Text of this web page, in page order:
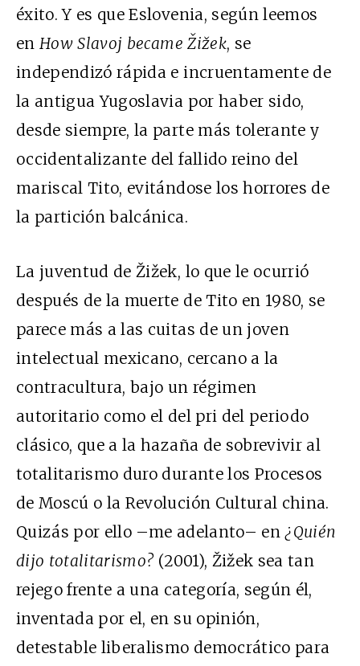
éxito. Y es que Eslovenia, según leemos
enHow Slavoj became Žižek, se
independizó rápida e incruentamente de
la antigua Yugoslavia por haber sido,
desde siempre, la parte más tolerante y
occidentalizante del fallido reino del
mariscal Tito, evitándose los horrores de
la partición balcánica.
La juventud de Žižek, lo que le ocurrió
después de la muerte de Tito en 1980, se
parece más a las cuitas de un joven
intelectual mexicano, cercano a la
contracultura, bajo un régimen
autoritario como el del pri del periodo
clásico, que a la hazaña de sobrevivir al
totalitarismo duro durante los Procesos
de Moscú o la Revolución Cultural china.
Quizás por ello –me adelanto– en¿Quién
dijo totalitarismo?(2001), Žižek sea tan
rejego frente a una categoría, según él,
inventada por el, en su opinión,
detestable liberalismo democrático para